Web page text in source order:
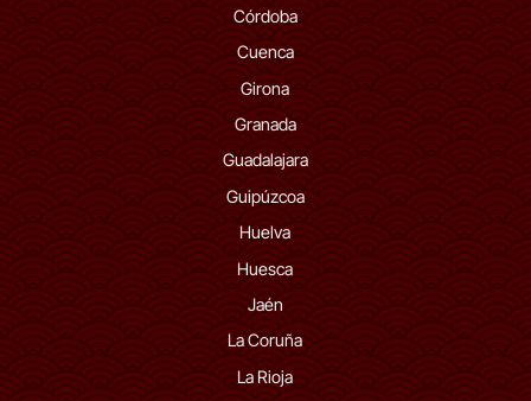
Córdoba
Cuenca
Girona
Granada
Guadalajara
Guipúzcoa
Huelva
Huesca
Jaén
La Coruña
La Rioja